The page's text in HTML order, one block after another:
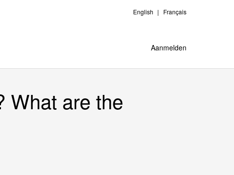
English Français
Aanmelden
What are the